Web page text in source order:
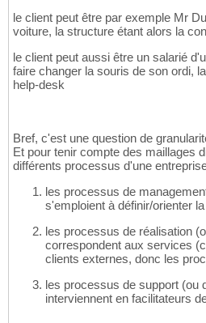
le client peut être par exemple Mr
voiture, la structure étant alors la
le client peut aussi être un salarié
faire changer la souris de son ordi,
help-desk
Bref, c'est une question de
Et pour tenir compte des maillages
différents processus d'une
les processus de
s'emploient à définir/orienter
les processus de réalisation
correspondent aux services
clients externes, donc les
les processus de support (ou
interviennent en facilitateurs